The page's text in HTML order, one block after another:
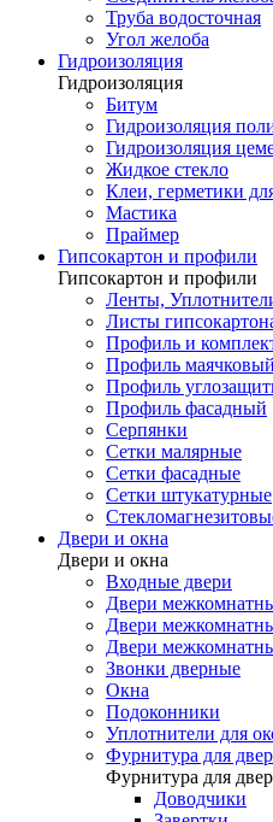
Труба водосточная
Угол желоба
Гидроизоляция
Гидроизоляция
Битум
Гидроизоляция
Гидроизоляция
Жидкое стекло
Клеи, герметики
Мастика
Праймер
Гипсокартон и профили
Гипсокартон и профили
Ленты,
Листы
Профиль и
Профиль маячковый
Профиль
Профиль фасадный
Серпянки
Сетки малярные
Сетки фасадные
Сетки штукатурные
Двери и окна
Двери и окна
Входные двери
Двери
Двери
Двери
Звонки дверные
Окна
Подоконники
Уплотнители для
Фурнитура для
Фурнитура для
Доводчики